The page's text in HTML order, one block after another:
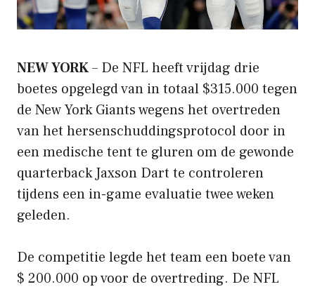
NEW YORK– De NFL heeft vrijdag drie
boetes opgelegd van in totaal $315.000 tegen
de New York Giants wegens het overtreden
van het hersenschuddingsprotocol door in
een medische tent te gluren om de gewonde
quarterback Jaxson Dart te controleren
tijdens een in-game evaluatie twee weken
geleden.
De competitie legde het team een ​​boete van
$ 200.000 op voor de overtreding. De NFL